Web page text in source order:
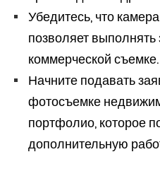
Убедитесь, что
позволяет
коммерческой съемке.
Начните подавать
фотосъемке
портфолио, которое
дополнительную